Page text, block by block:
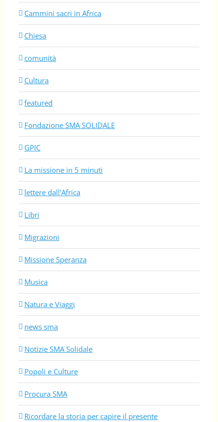
Cammini sacri in Africa
Chiesa
comunità
Cultura
featured
Fondazione SMA SOLIDALE
GPIC
La missione in 5 minuti
lettere dall'Africa
Libri
Migrazioni
Missione Speranza
Musica
Natura e Viaggi
news sma
Notizie SMA Solidale
Popoli e Culture
Procura SMA
Ricordare la storia per capire il presente